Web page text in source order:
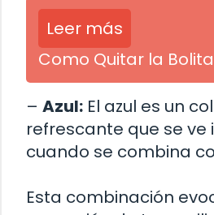
Leer más
Como Quitar la
– Azul: El azul es un
refrescante que se ve
cuando se combina
Esta combinación